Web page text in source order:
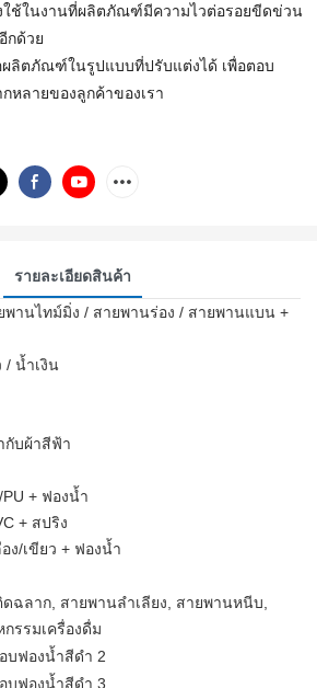
ใช้ในงานที่ผลิตภัณฑ์มีความไวต่อรอยขีดข่วน
กด้วย
ผลิตภัณฑ์ในรูปแบบที่ปรับแต่งได้ เพื่อตอบ
หลายของลูกค้าของเรา
รายละเอียดสินค้า
พานไทม์มิ่ง / สายพานร่อง / สายพานแบน +
/ น้ำเงิน
กับผ้าสีฟ้า
+ ฟองน้ำ
+ สปริง
ง/เขียว + ฟองน้ำ
ฉลาก, สายพานลำเลียง, สายพานหนีบ,
รรมเครื่องดื่ม